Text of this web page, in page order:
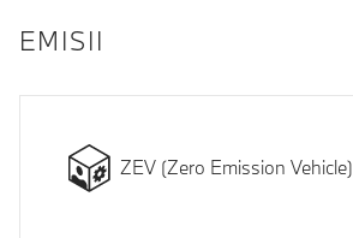
EMISII
ZEV (Zero Emission Vehicle)